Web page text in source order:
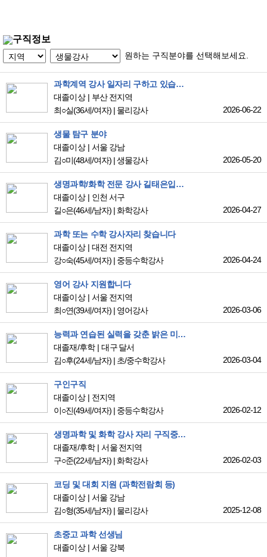
구직정보
원하는 구직분야를 선택해보세요.
과학계역 강사 일자리 구하고 있습니다.
대졸이상
부산 전지역
최○실(36세/여자) | 물리강사 2026-06-22
생물 탐구 분야
대졸이상
서울 강남
김○미(48세/여자) |생물강사 2026-05-20
생명과학/화학 전문 강사 길태은입니다
대졸이상
인천 서구
길○은(46세/남자) | 화학강사 2026-04-27
과학 또는 수학 강사자리 찾습니다
대졸이상
대전 전지역
강○숙(45세/여자) | 중등수학강사 2026-04-24
영어 강사 지원합니다
대졸이상
서울 전지역
최○연(39세/여자) | 영어강사 2026-03-06
능력과 연습된 실력을 갖춘 밝은 미소와 바른 예절을 겸비한 젊은 인재입니다.
대졸재/후학
대구 달서
김○후(24세/남자) | 초/중수학강사 2026-03-04
구인구직
대졸이상
전지역
이○진(49세/여자) | 중등수학강사 2026-02-12
생명과학 및 화학 강사 자리 구직중입니다.
대졸재/후학
서울 전지역
구○준(22세/남자) | 화학강사 2026-02-03
코딩 및 대회 지원 (과학전람회 등)
대졸이상
서울 강남
김○형(35세/남자) | 물리강사 2025-12-08
초중고 과학 선생님
대졸이상
서울 강북